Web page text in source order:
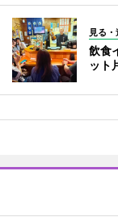
見る
飲食
ット